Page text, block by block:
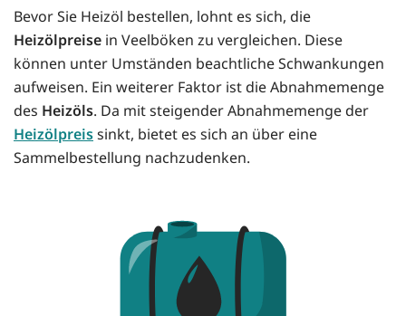
Bevor Sie Heizöl bestellen, lohnt es sich, die
Heizölpreise in Veelböken zu vergleichen. Diese
können unter Umständen beachtliche Schwankungen
aufweisen. Ein weiterer Faktor ist die Abnahmemenge
des Heizöls. Da mit steigender Abnahmemenge der
Heizölpreissinkt, bietet es sich an über eine
Sammelbestellung nachzudenken.